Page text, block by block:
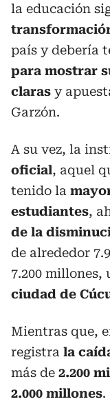
la educación
país y debería
para mostrar
claras y
Garzón.
A su vez, la
oficial, aquel
tenido la
estudiantes,
de la
de alrededor
7.200 millones,
ciudad de
Mientras que,
registra la
más de 2.200
2.000 millones.